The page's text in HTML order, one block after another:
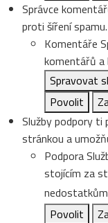
Správce
proti šíření spamu.
Komentáře
komentářů a
Spravovat
Povolit
Služby podpory
stránkou a
Podpora
stojícím za
Povolit